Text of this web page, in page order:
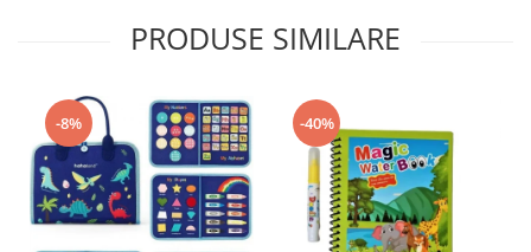
PRODUSE SIMILARE
-8% -40%